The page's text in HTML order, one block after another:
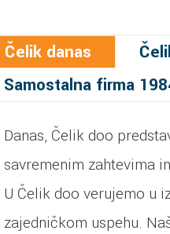
Čelik danas
Samostalna firma
Danas, Čelik doo
savremenim zahtevima
U Čelik doo verujemo u
zajedničkom uspehu.